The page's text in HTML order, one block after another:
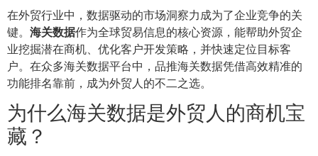
在外贸行业中，数据驱动的市场洞察力成为了企业竞争的关
键。 海关数据作为全球贸易信息的核心资源，能帮助外贸企
业挖掘潜在商机、优化客户开发策略，并快速定位目标客
户。在众多海关数据平台中，品推海关数据凭借高效精准的
功能排名靠前，成为外贸人的不二之选。
为什么海关数据是外贸人的商机宝
藏？